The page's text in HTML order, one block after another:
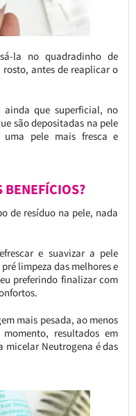
la no quadradinho de
antes de reaplicar o
ainda que superficial, no
são depositadas na pele
pele mais fresca e
BENEFÍCIOS?
de resíduo na pele, nada
e suavizar a pele
limpeza das melhores e
preferindo finalizar com
mais pesada, ao menos
resultados em
micelar Neutrogena é das